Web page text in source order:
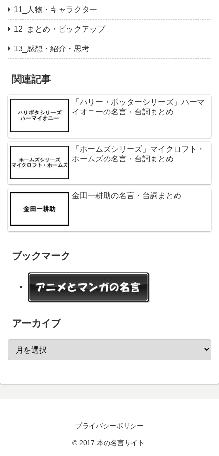
11_人物・キャラクター
12_まとめ・ピックアップ
13_感想・紹介・思考
関連記事
「ハリー・ポッターシリーズ」ハーマ
イオニーの名言・台詞まとめ
「ホームズシリーズ」マイクロフト・
ホームズの名言・台詞まとめ
金田一耕助の名言・台詞まとめ
ブックマーク
アーカイブ
プライバシーポリシー
© 2017 本の名言サイト.